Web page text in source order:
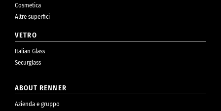
Cosmetica
Altre superfici
VETRO
Italian Glass
Securglass
ABOUT RENNER
Azienda e gruppo